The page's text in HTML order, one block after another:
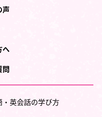
声
へ
問
英会話の学び方